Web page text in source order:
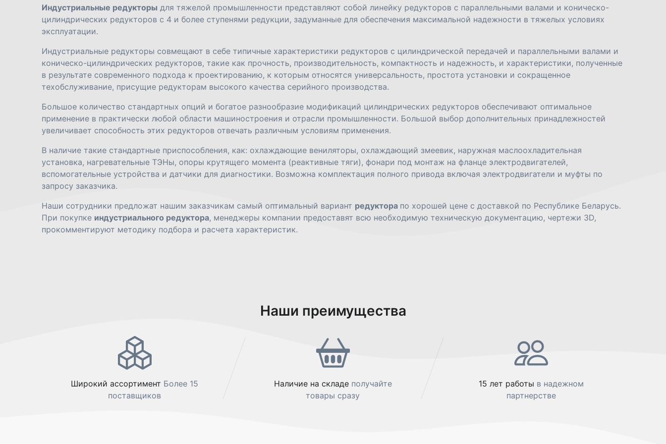
Индустриальные редукторы для тяжелой промышленности представляют собой линейку редукторов с параллельными валами и коническо-
цилиндрических редукторов с 4 и более ступенями редукции, задуманные для обеспечения максимальной надежности в тяжелых условиях
эксплуатации.
Индустриальные редукторы совмещают в себе типичные характеристики редукторов с цилиндрической передачей и параллельными валами и
коническо-цилиндрических редукторов, такие как прочность, производительность, компактность и надежность, и характеристики, полученные
в результате современного подхода к проектированию, к которым относятся универсальность, простота установки и сокращенное
техобслуживание, присущие редукторам высокого качества серийного производства.
Большое количество стандартных опций и богатое разнообразие модификаций цилиндрических редукторов обеспечивают оптимальное
применение в практически любой области машиностроения и отрасли промышленности. Большой выбор дополнительных принадлежностей
увеличивает способность этих редукторов отвечать различным условиям применения.
В наличие такие стандартные приспособления, как: охлаждающие вениляторы, охлаждающий змеевик, наружная маслоохладительная
установка, нагревательные ТЭНы, опоры крутящего момента (реактивные тяги), фонари под монтаж на фланце электродвигателей,
вспомогательные устройства и датчики для диагностики. Возможна комплектация полного привода включая электродвигатели и муфты по
запросу заказчика.
Наши сотрудники предложат нашим заказчикам самый оптимальный вариант редуктора по хорошей цене с доставкой по Республике Беларусь.
При покупке индустриального редуктора, менеджеры компании предоставят всю необходимую техническую документацию, чертежи 3D,
прокомментируют методику подбора и расчета характеристик.
Наши преимущества
Широкий ассортимент Более 15
поставщиков
Наличие на складеполучайте
товары сразу
15 лет работы в надежном
партнерстве